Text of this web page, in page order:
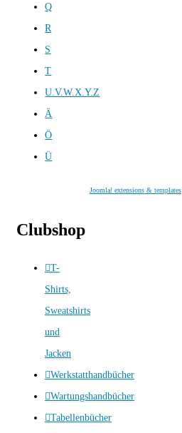
Q
R
S
T
U.V.W.X.Y.Z
Ä
Ö
Ü
Joomla! extensions & templates
Clubshop
T-
Shirts,
Sweatshirts
und
Jacken
Werkstatthandbücher
Wartungshandbücher
Tabellenbücher